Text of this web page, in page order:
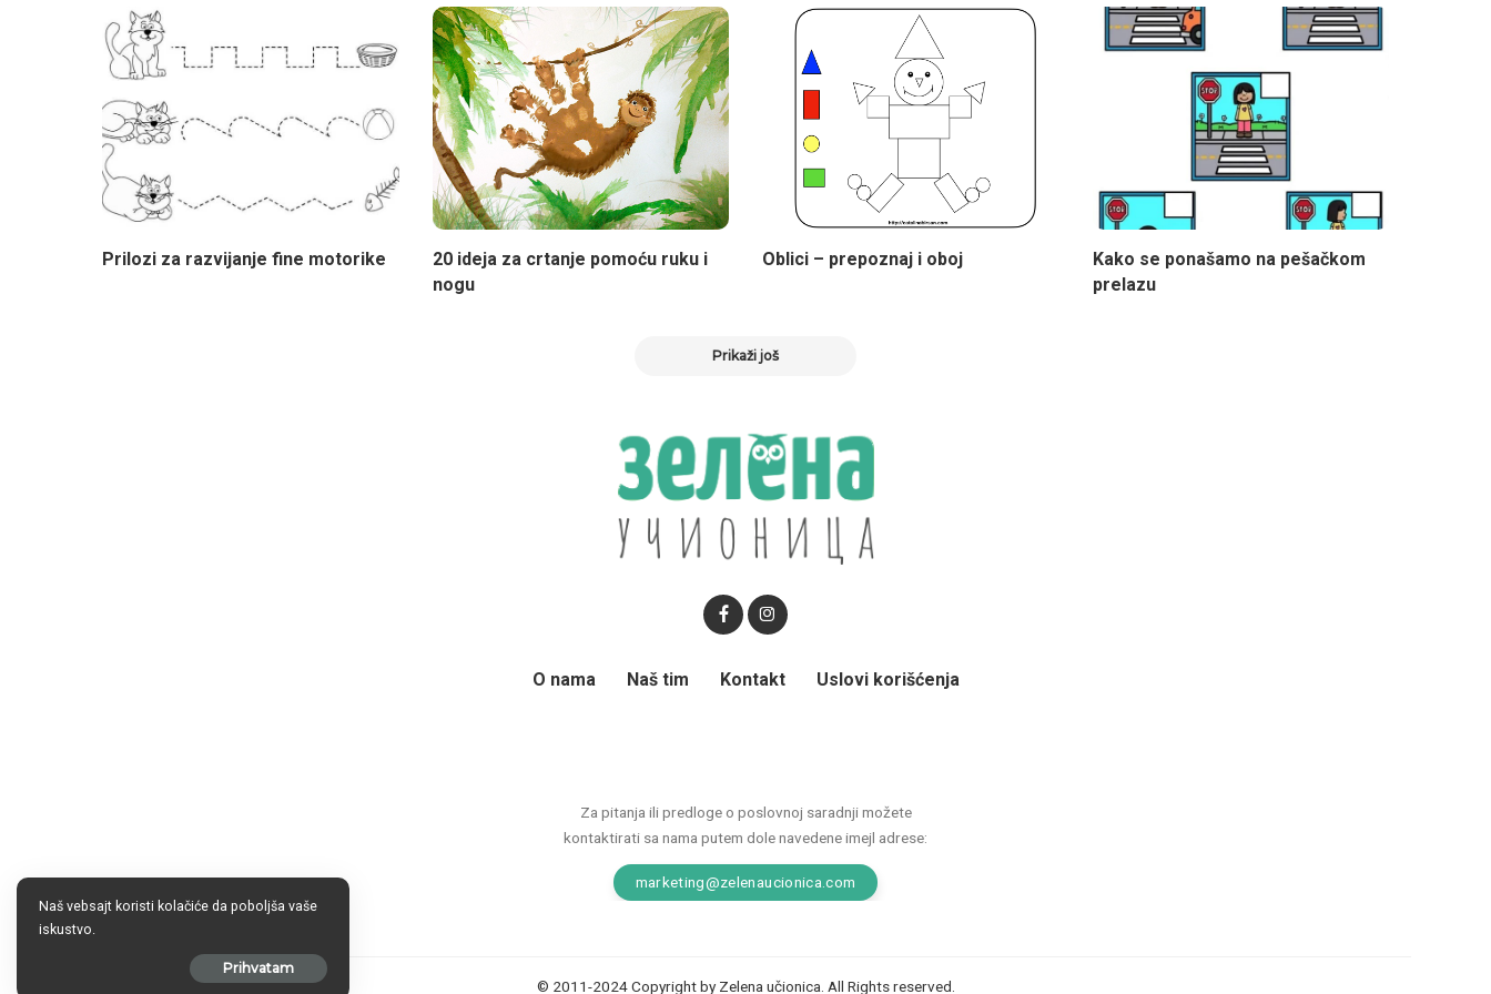
Prilozi za razvijanje fine motorike
20 ideja za crtanje pomoću ruku i
nogu
Oblici – prepoznaj i oboj
Kako se ponašamo na pešačkom
prelazu
Prikaži još
Za pitanja ili predloge o poslovnoj saradnji možete
kontaktirati sa nama putem dole navedene imejl adrese:
marketing@zelenaucionica.com
O nama Naš tim Kontakt Uslovi korišćenja
© 2011-2024 Copyright by Zelena učionica. All Rights reserved.
Naš vebsajt koristi kolačiće da poboljša vaše
iskustvo.
Prihvatam